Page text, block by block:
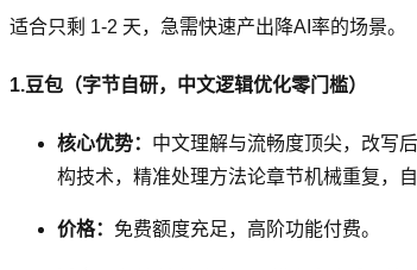
适合只剩 1-2 天，急需快速产出降AI率的场景。
1.豆包（字节自研，中文逻辑优化零门槛）
核心优势： 中文理解与流畅度顶尖，改写
构技术，精准处理方法论章节机械重复，
价格： 免费额度充足，高阶功能付费。